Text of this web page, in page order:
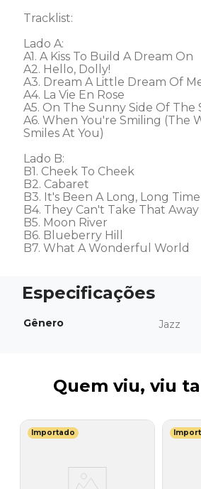
Tracklist:
Lado A:
A1. A Kiss To Build A Dream On
A2. Hello, Dolly!
A3. Dream A Little Dream Of
A4. La Vie En Rose
A5. On The Sunny Side Of The
A6. When You're Smiling (The
Smiles At You)
Lado B:
B1. Cheek To Cheek
B2. Cabaret
B3. It's Been A Long, Long Time
B4. They Can't Take That
B5. Moon River
B6. Blueberry Hill
B7. What A Wonderful World
Gênero Jazz
Quem viu, viu
Importado